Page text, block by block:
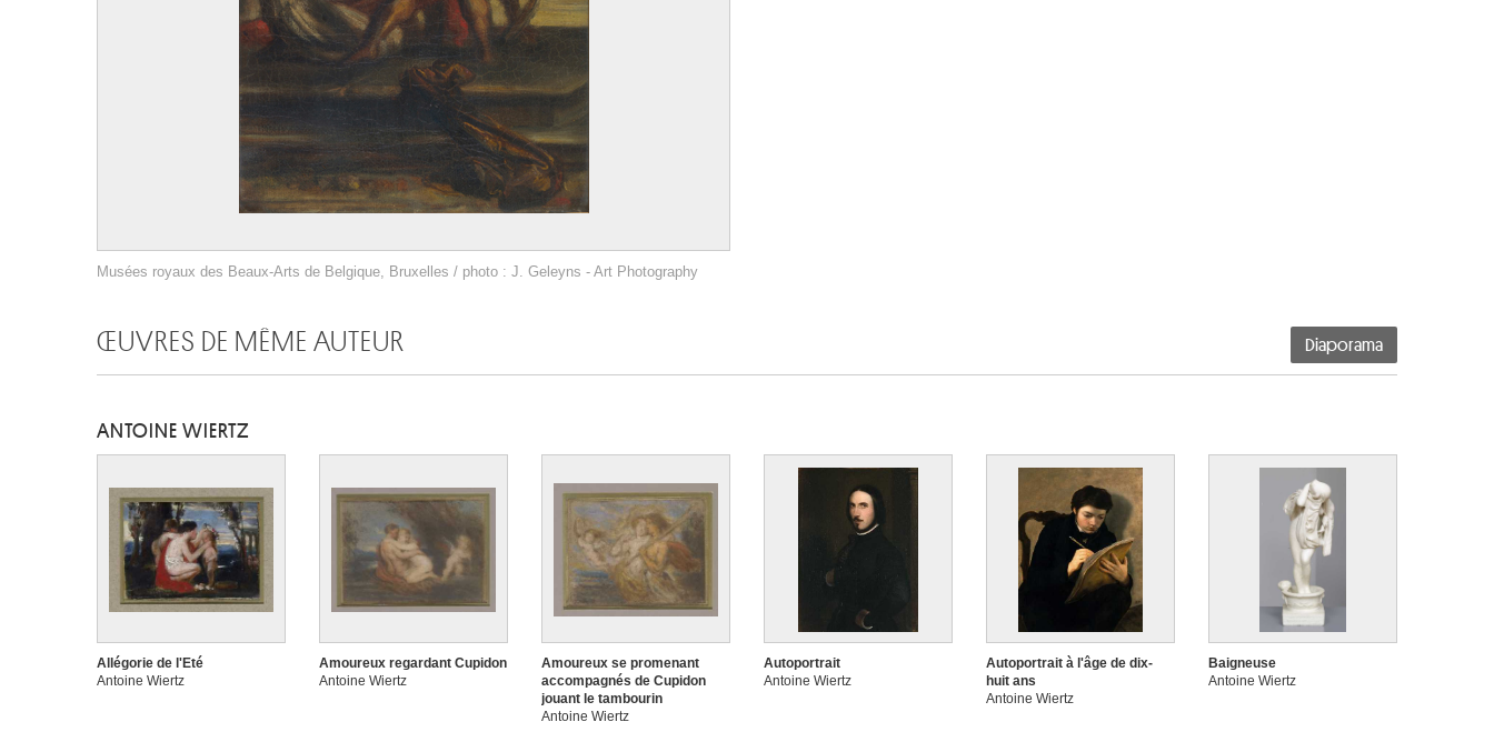
Musées royaux des Beaux-Arts de Belgique, Bruxelles / photo : J. Geleyns - Art Photography
ŒUVRES DE MÊME AUTEUR Diaporama
ANTOINE WIERTZ
Allégorie de l'Eté
Antoine Wiertz
Amoureux regardant Cupidon
Antoine Wiertz
Amoureux se promenant
accompagnés de Cupidon
jouant le tambourin
Antoine Wiertz
Autoportrait
Antoine Wiertz
Autoportrait à l'âge de dix-
huit ans
Antoine Wiertz
Baigneuse
Antoine Wiertz